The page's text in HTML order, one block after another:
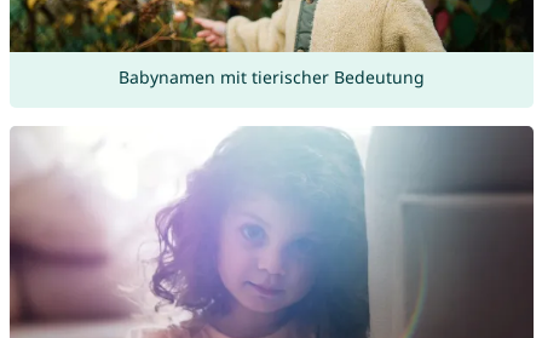
Babynamen mit tierischer Bedeutung